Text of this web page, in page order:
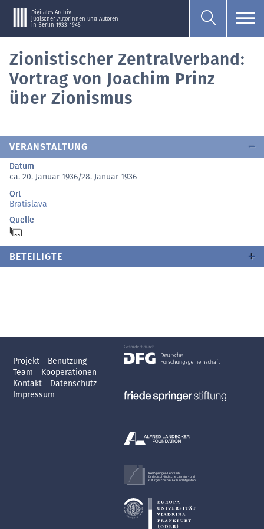
Digitales Archiv
jüdischer Autorinnen und Autoren
in Berlin 1933–1945
Zionistischer Zentralverband:
Vortrag von Joachim Prinz
über Zionismus
VERANSTALTUNG
Datum
ca. 20. Januar 1936/28. Januar 1936
Ort
Bratislava
Quelle
BETEILIGTE
Projekt
Benutzung
Team
Kooperationen
Kontakt
Datenschutz
Impressum
Axel Springer-Lehrstuhl
für deutsch-jüdische Literatur- und
Kulturgeschichte, Exil und Migration